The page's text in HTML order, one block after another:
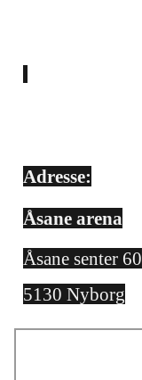
Adresse:
Åsane arena
Åsane senter 60
5130 Nyborg